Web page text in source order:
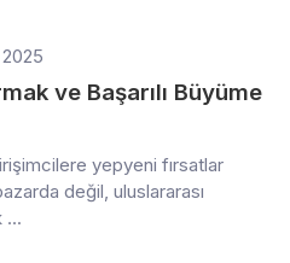
2025
ve Başarılı Büyüme
yepyeni fırsatlar
değil, uluslararası
...